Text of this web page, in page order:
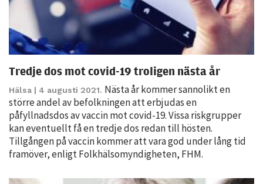
Tredje dos mot covid-19 troligen nästa år
Hälsa | 4 augusti 2021. Nästa år kommer sannolikt en
större andel av befolkningen att erbjudas en
påfyllnadsdos av vaccin mot covid-19. Vissa riskgrupper
kan eventuellt få en tredje dos redan till hösten.
Tillgången på vaccin kommer att vara god under lång tid
framöver, enligt Folkhälsomyndigheten, FHM.
uppbyggnad,
baserat på
hur hemsidan
används.
Upplevelse
För att vår
hemsida ska
prestera så
bra som
möjligt under
ditt besök.